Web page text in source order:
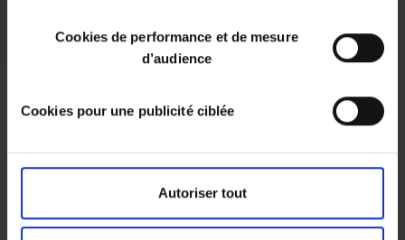
Cookies de performance et de mesure
d’audience
Cookies pour une publicité ciblée
Autoriser tout
NOUS TROUVER